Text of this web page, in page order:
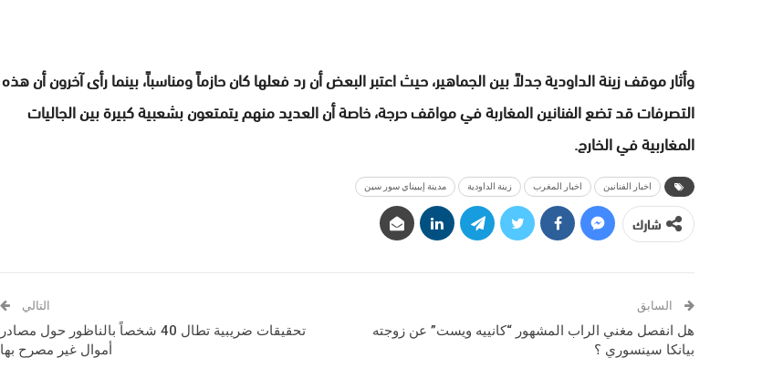
وأثار موقف زينة الداودية جدلاً بين الجماهير، حيث اعتبر البعض أن رد فعلها كان حازماً ومناسباً، بينما رأى آخرون أن هذه
التصرفات قد تضع الفنانين المغاربة في مواقف حرجة، خاصة أن العديد منهم يتمتعون بشعبية كبيرة بين الجاليات
المغاربية في الخارج.
اخبار الفنانين اخبار المغرب زينة الداودية مدينة إيبيناي سور سين
شارك
السابق
هل انفصل مغني الراب المشهور “كانييه ويست” عن زوجته
بيانكا سينسوري ؟
التالي
تحقيقات ضريبية تطال 40 شخصاً بالناظور حول مصادر
أموال غير مصرح بها